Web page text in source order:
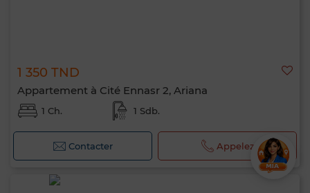
1 350 TND
Appartement à Cité Ennasr 2, Ariana
1 Ch. 1 Sdb.
Contacter Appelez